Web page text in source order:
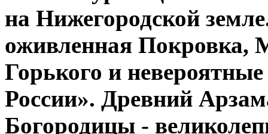
на Нижегородской
оживленная Покровка,
Горького и
России». Древний
Богородицы -